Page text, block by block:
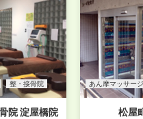
整・接骨院
院 淀屋橋院
あん摩マッサー
松屋